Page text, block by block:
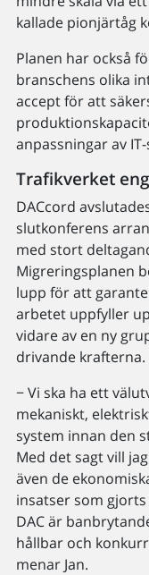
kallade pionjärtåg
Planen har också
branschens olika
accept för att
anpassningar av
Trafikverket
DACcord
slutkonferens
med stort
Migreringsplanen
lupp för att
arbetet uppfyller
vidare av en ny
drivande krafterna.
− Vi ska ha ett
mekaniskt,
system innan den
Med det sagt vill
även de
insatser som
DAC är
hållbar och
menar Jan.